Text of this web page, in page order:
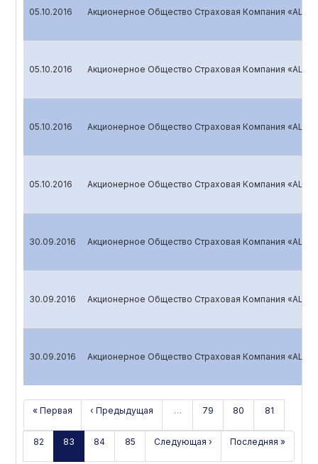
05.10.2016 Акционерное Общество Страховая Компания
05.10.2016 Акционерное Общество Страховая Компания
05.10.2016 Акционерное Общество Страховая Компания
05.10.2016 Акционерное Общество Страховая Компания
30.09.2016 Акционерное Общество Страховая Компания
30.09.2016 Акционерное Общество Страховая Компания
30.09.2016 Акционерное Общество Страховая Компания
« Первая ‹ Предыдущая … 79 80 81
82 83 84 85 Следующая › Последняя »